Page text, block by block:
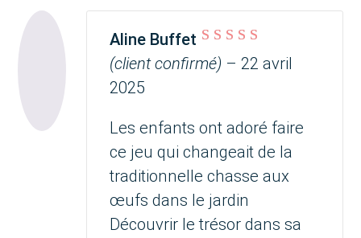
Note sur 5
Aline Buffet
(client confirmé) – 22 avril
2025
Les enfants ont adoré faire
ce jeu qui changeait de la
traditionnelle chasse aux
œufs dans le jardin
Découvrir le trésor dans sa